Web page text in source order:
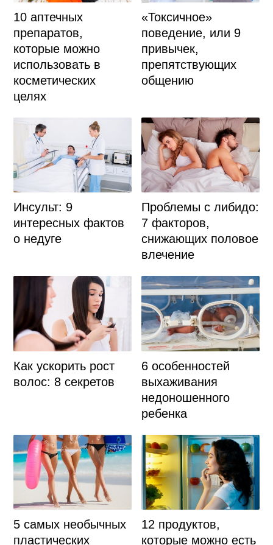
10 аптечных
препаратов,
которые можно
использовать в
косметических
целях
«Токсичное»
поведение, или 9
привычек,
препятствующих
общению
Инсульт: 9
интересных фактов
о недуге
Проблемы с либидо:
7 факторов,
снижающих половое
влечение
Как ускорить рост
волос: 8 секретов
6 особенностей
выхаживания
недоношенного
ребенка
5 самых необычных
пластических
12 продуктов,
которые можно есть